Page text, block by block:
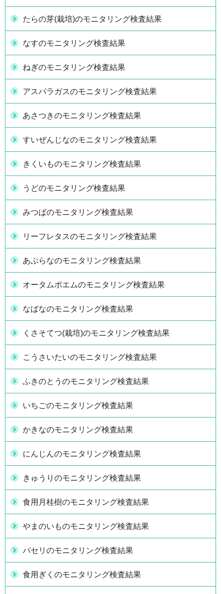
たらの芽(栽培)のモニタリング検査結果
なすのモニタリング検査結果
ねぎのモニタリング検査結果
アスパラガスのモニタリング検査結果
あさつきのモニタリング検査結果
すいぜんじなのモニタリング検査結果
きくいものモニタリング検査結果
うどのモニタリング検査結果
みつばのモニタリング検査結果
リーフレタスのモニタリング検査結果
あぶらなのモニタリング検査結果
オータムポエムのモニタリング検査結果
なばなのモニタリング検査結果
くさそてつ(栽培)のモニタリング検査結果
こうさいたいのモニタリング検査結果
ふきのとうのモニタリング検査結果
いちごのモニタリング検査結果
かきなのモニタリング検査結果
にんじんのモニタリング検査結果
きゅうりのモニタリング検査結果
食用月桂樹のモニタリング検査結果
やまのいものモニタリング検査結果
パセリのモニタリング検査結果
食用ぎくのモニタリング検査結果